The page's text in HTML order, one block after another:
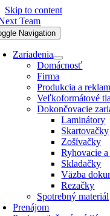
Skip to content
Navigation
Zariadenia
Domácnosť
Firma
Produkcia a
Veľkoformátové
Dokončovacie
Laminátory
Skartovačky
Zošívačky
Ryhovacie
Skladačky
Väzba
Rezačky
Spotrebný materiál
Prenájom